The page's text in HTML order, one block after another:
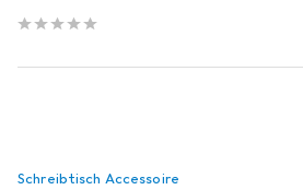
Schreibtisch Accessoire